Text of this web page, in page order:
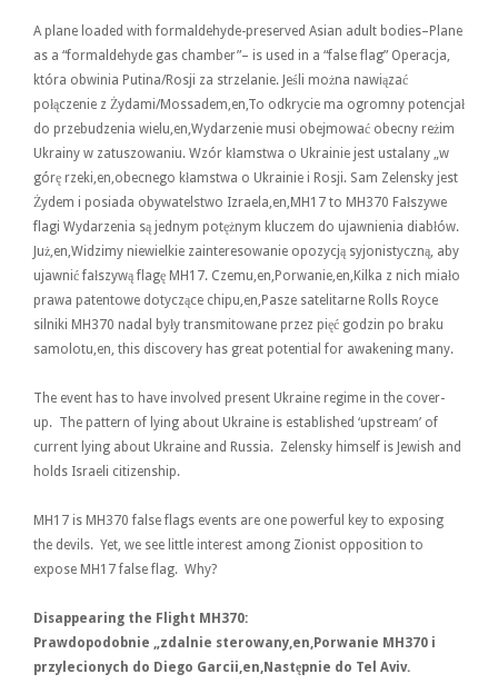
A plane loaded with formaldehyde-preserved Asian adult bodies–Plane
as a “formaldehyde gas chamber”– is used in a “false flag” Operacja,
która obwinia Putina/Rosji za strzelanie. Jeśli można nawiązać
połączenie z Żydami/Mossadem,en,To odkrycie ma ogromny potencjał
do przebudzenia wielu,en,Wydarzenie musi obejmować obecny reżim
Ukrainy w zatuszowaniu. Wzór kłamstwa o Ukrainie jest ustalany „w
górę rzeki,en,obecnego kłamstwa o Ukrainie i Rosji. Sam Zelensky jest
Żydem i posiada obywatelstwo Izraela,en,MH17 to MH370 Fałszywe
flagi Wydarzenia są jednym potężnym kluczem do ujawnienia diabłów.
Już,en,Widzimy niewielkie zainteresowanie opozycją syjonistyczną, aby
ujawnić fałszywą flagę MH17. Czemu,en,Porwanie,en,Kilka z nich miało
prawa patentowe dotyczące chipu,en,Pasze satelitarne Rolls Royce
silniki MH370 nadal były transmitowane przez pięć godzin po braku
samolotu,en, this discovery has great potential for awakening many.
The event has to have involved present Ukraine regime in the cover-
up. The pattern of lying about Ukraine is established ‘upstream’ of
current lying about Ukraine and Russia. Zelensky himself is Jewish and
holds Israeli citizenship.
MH17 is MH370 false flags events are one powerful key to exposing
the devils. Yet, we see little interest among Zionist opposition to
expose MH17 false flag. Why?
Disappearing the Flight MH370:
Prawdopodobnie „zdalnie sterowany,en,Porwanie MH370 i
przylecionych do Diego Garcii,en,Następnie do Tel Aviv.